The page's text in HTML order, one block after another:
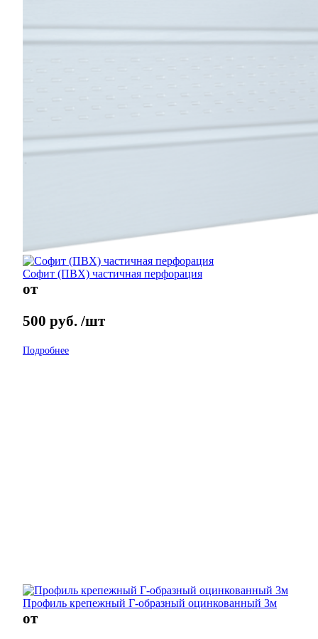
Софит (ПВХ) частичная перфорация
от
500 руб. /шт
Подробнее
Профиль крепежный Г-образный оцинкованный 3м
от